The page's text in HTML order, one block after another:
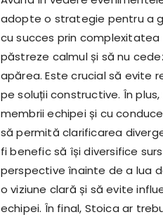
adopte o strategie pentru a
cu succes prin
păstreze calmul și să nu
apărea. Este crucial să evite
pe soluții constructive. În
membrii echipei și cu
să permită clarificarea
fi benefic să își diversifice
perspective înainte de a lua
o viziune clară și să evite
echipei. În final, Stoica ar